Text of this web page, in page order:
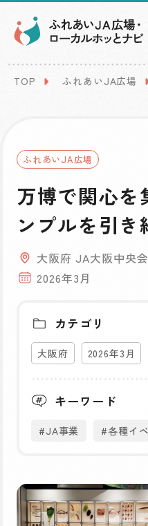
TOP ふれあいJA広場
ふれあいJA広場
万博で関心を
ンプルを引き
大阪府 JA大阪中央会
2026年3月
カテゴリ
大阪府 2026年3月
キーワード
#JA事業 #各種イ